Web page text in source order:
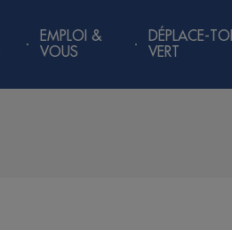
EMPLOI &
VOUS
DÉPLACE-TOI
VERT